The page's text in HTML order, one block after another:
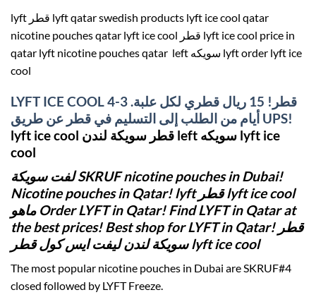
lyft قطر lyft qatar swedish products lyft ice cool qatar
nicotine pouches qatar lyft ice cool قطر lyft ice cool price in
qatar lyft nicotine pouches qatar left سويكه lyft order lyft ice
cool
LYFT ICE COOL قطر! 15 ريال قطري لكل علبة. 3-4
أيام من الطلب إلى التسليم في قطر عن طريق UPS!
lyft ice cool قطر سويكة لندن left سويكه lyft ice
cool
لفت سويكة SKRUF nicotine pouches in Dubai!
Nicotine pouches in Qatar! lyft قطر lyft ice cool
ماهو Order LYFT in Qatar! Find LYFT in Qatar at
the best prices! Best shop for LYFT in Qatar! قطر
سويكة لندن ليفت ايس كول قطر lyft ice cool
The most popular nicotine pouches in Dubai are SKRUF#4
closed followed by LYFT Freeze.